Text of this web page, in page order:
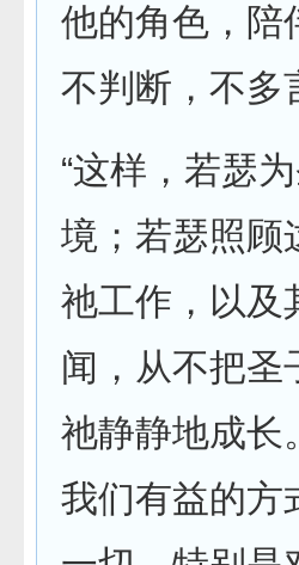
他的角色，陪
不判断，不多
“这样，若瑟
境；若瑟照顾
祂工作，以及
闻，从不把圣
祂静静地成长
我们有益的方